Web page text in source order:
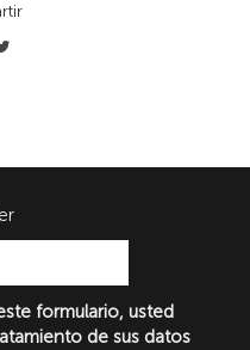
formulario, usted
de sus datos